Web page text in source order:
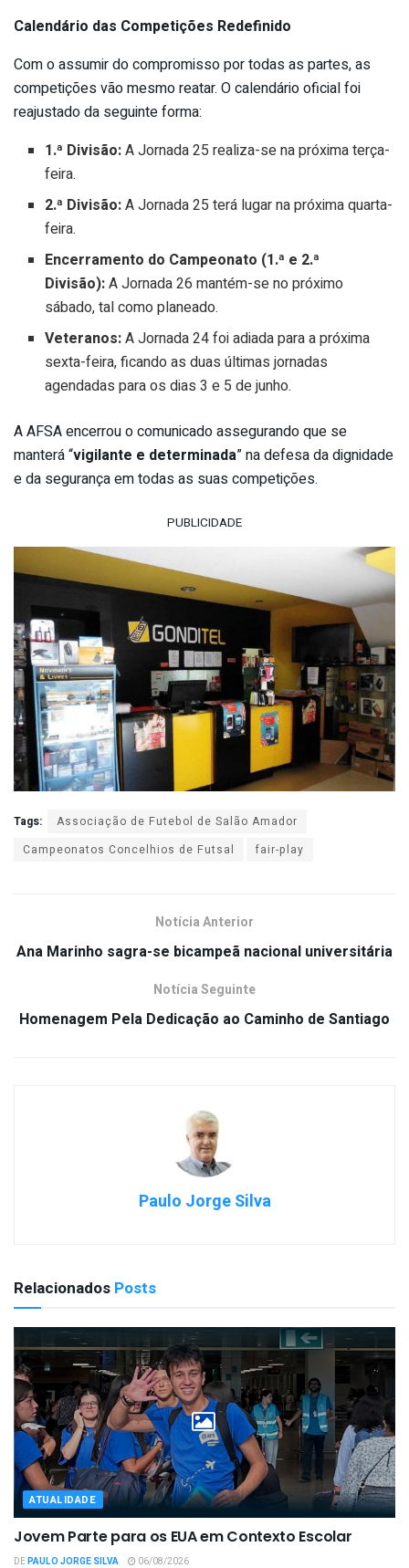
Calendário das Competições Redefinido
Com o assumir do compromisso por todas as partes, as
competições vão mesmo reatar. O calendário oficial foi
reajustado da seguinte forma:
1.ª Divisão:A Jornada 25 realiza-se na próxima terça-
feira.
2.ª Divisão:A Jornada 25 terá lugar na próxima quarta-
feira.
Encerramento do Campeonato (1.ª e 2.ª
Divisão):A Jornada 26 mantém-se no próximo
sábado, tal como planeado.
Veteranos:A Jornada 24 foi adiada para a próxima
sexta-feira, ficando as duas últimas jornadas
agendadas para os dias 3 e 5 de junho.
A AFSA encerrou o comunicado assegurando que se
manterá “vigilante e determinada” na defesa da dignidade
e da segurança em todas as suas competições.
PUBLICIDADE
Tags:
Associação de Futebol de Salão Amador
Campeonatos Concelhios de Futsal
fair-play
Notícia Anterior
Ana Marinho sagra-se bicampeã nacional universitária
Notícia Seguinte
Homenagem Pela Dedicação ao Caminho de Santiago
Paulo Jorge Silva
Relacionados Posts
ATUALIDADE
Jovem Parte para os EUA em Contexto Escolar
DEPAULO JORGE SILVA 06/08/2026